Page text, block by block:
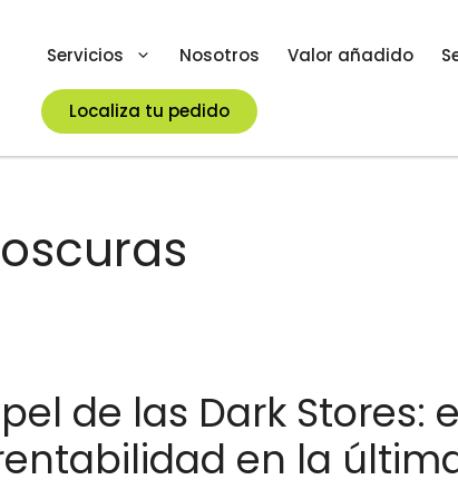
Servicios Nosotros Valor añadido
Localiza tu pedido
de las Dark Stores:
en la